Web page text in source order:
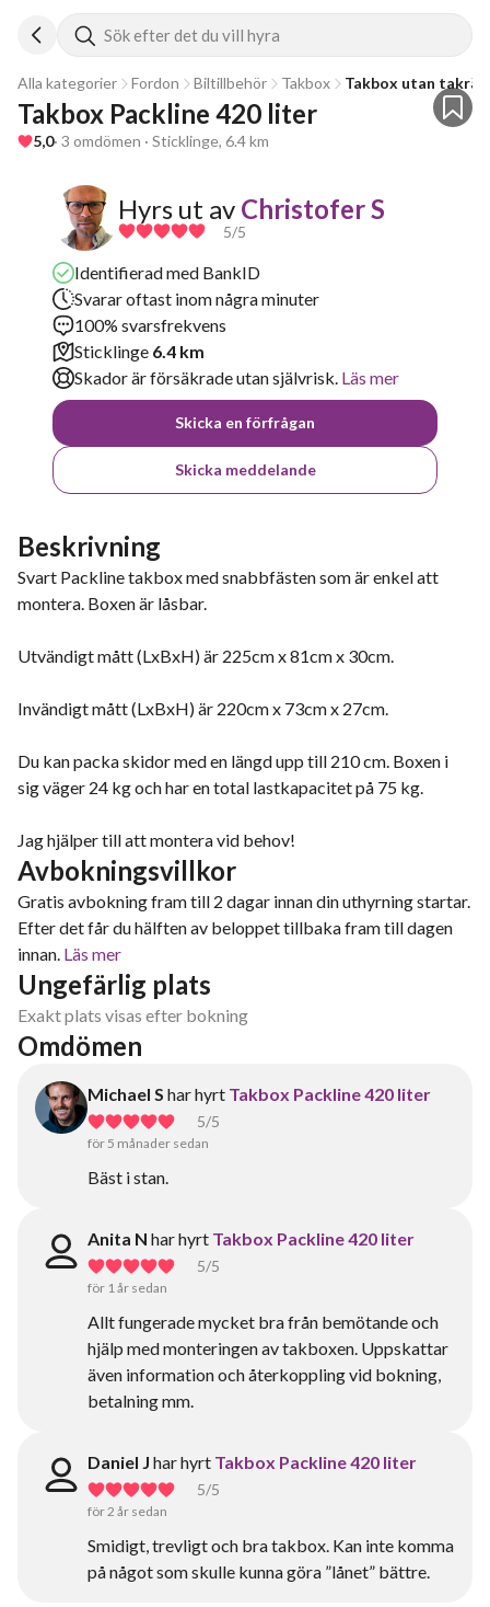
Sök efter det du vill hyra
Alla kategorier Fordon Biltillbehör Takbox Takbox utan
Takbox Packline 420 liter
5,0· 3 omdömen · Sticklinge, 6.4 km
Hyrs ut av Christofer S
5/5
Identifierad med BankID
Svarar oftast inom några minuter
100% svarsfrekvens
Sticklinge 6.4 km
Skador är försäkrade utan självrisk. Läs mer
Skicka en förfrågan
Skicka meddelande
Beskrivning
Svart Packline takbox med snabbfästen som är enkel att
montera. Boxen är låsbar.
Utvändigt mått (LxBxH) är 225cm x 81cm x 30cm.
Invändigt mått (LxBxH) är 220cm x 73cm x 27cm.
Du kan packa skidor med en längd upp till 210 cm. Boxen i
sig väger 24 kg och har en total lastkapacitet på 75 kg.
Jag hjälper till att montera vid behov!
Avbokningsvillkor
Gratis avbokning fram till 2 dagar innan din uthyrning startar.
Efter det får du hälften av beloppet tillbaka fram till dagen
innan. Läs mer
Ungefärlig plats
Exakt plats visas efter bokning
Omdömen
Michael S har hyrt Takbox Packline 420 liter
5/5
för 5 månader sedan
Bäst i stan.
Anita N har hyrt Takbox Packline 420 liter
5/5
för 1 år sedan
Allt fungerade mycket bra från bemötande och
hjälp med monteringen av takboxen. Uppskattar
även information och återkoppling vid bokning,
betalning mm.
Daniel J har hyrt Takbox Packline 420 liter
5/5
för 2 år sedan
Smidigt, trevligt och bra takbox. Kan inte komma
på något som skulle kunna göra ”lånet” bättre.